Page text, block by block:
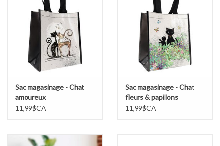
Sac magasinage - Chat
amoureux
11,99$CA
Sac magasinage - Chat
fleurs & papillons
11,99$CA